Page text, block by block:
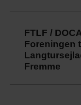
FTLF /
Foreningen
Fremme